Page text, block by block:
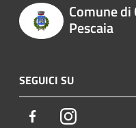
Comune
Pescaia
SEGUICI SU
FacebookInstagram